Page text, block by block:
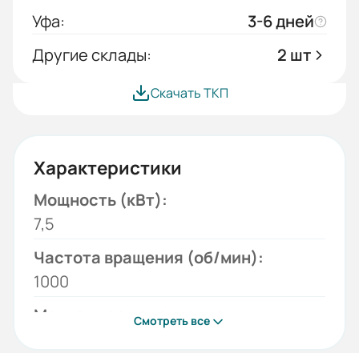
Уфа:
3-6 дней
Другие склады:
2 шт
Скачать ТКП
Характеристики
Мощность (кВт):
7,5
Частота вращения (об/мин):
1000
Монтажное исполнение:
Смотреть все